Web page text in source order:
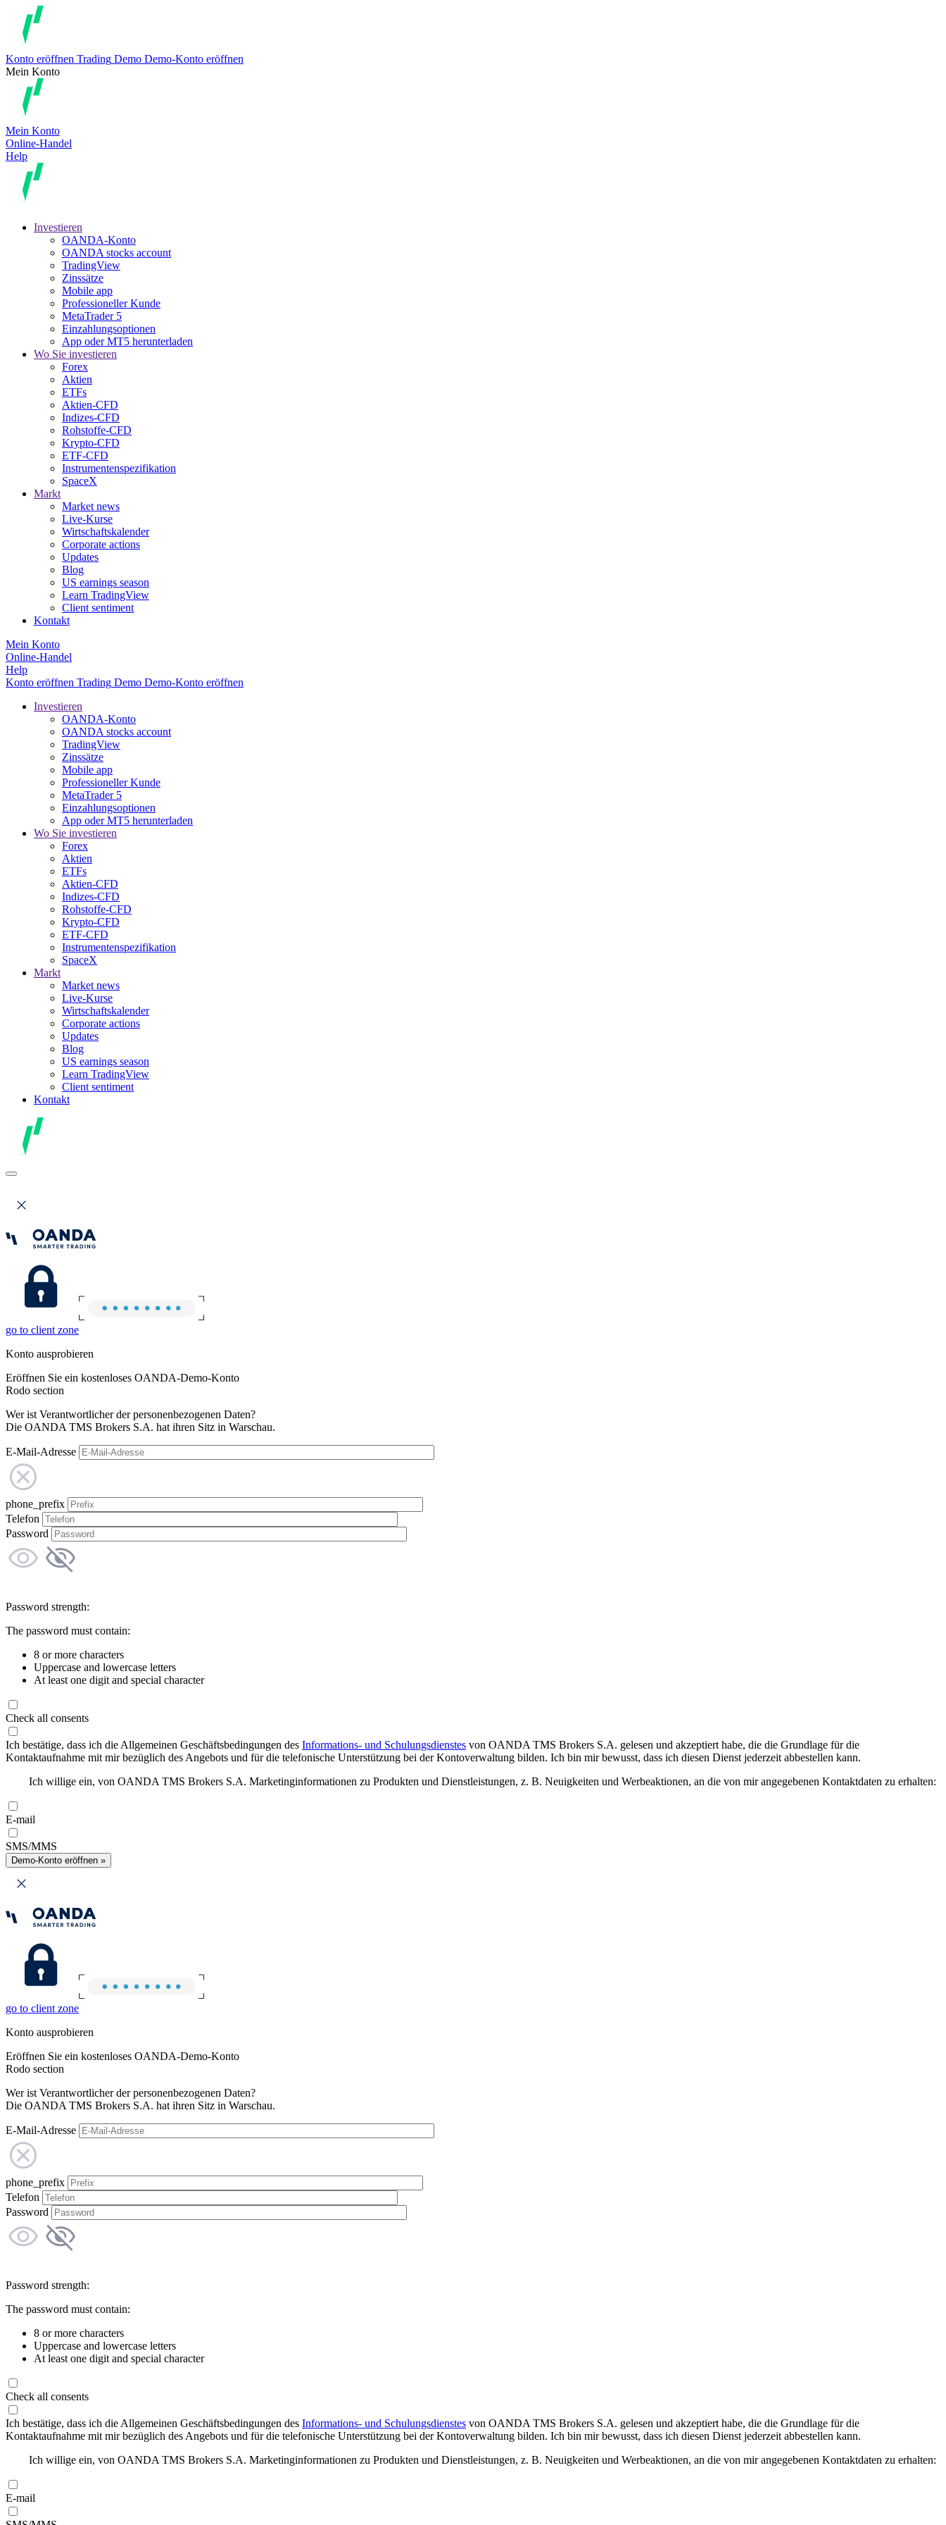
Konto eröffnen Trading Demo Demo-Konto eröffnen
Mein Konto
Mein Konto
Online-Handel
Help
Investieren
OANDA-Konto
OANDA stocks account
TradingView
Zinssätze
Mobile app
Professioneller Kunde
MetaTrader 5
Einzahlungsoptionen
App oder MT5 herunterladen
Wo Sie investieren
Forex
Aktien
ETFs
Aktien-CFD
Indizes-CFD
Rohstoffe-CFD
Krypto-CFD
ETF-CFD
Instrumentenspezifikation
SpaceX
Markt
Market news
Live-Kurse
Wirtschaftskalender
Corporate actions
Updates
Blog
US earnings season
Learn TradingView
Client sentiment
Kontakt
Mein Konto
Online-Handel
Help
Konto eröffnen Trading Demo Demo-Konto eröffnen
Investieren
OANDA-Konto
OANDA stocks account
TradingView
Zinssätze
Mobile app
Professioneller Kunde
MetaTrader 5
Einzahlungsoptionen
App oder MT5 herunterladen
Wo Sie investieren
Forex
Aktien
ETFs
Aktien-CFD
Indizes-CFD
Rohstoffe-CFD
Krypto-CFD
ETF-CFD
Instrumentenspezifikation
SpaceX
Markt
Market news
Live-Kurse
Wirtschaftskalender
Corporate actions
Updates
Blog
US earnings season
Learn TradingView
Client sentiment
Kontakt
go to client zone
Konto ausprobieren
Eröffnen Sie ein kostenloses OANDA-Demo-Konto
Rodo section
Wer ist Verantwortlicher der personenbezogenen Daten?
Die OANDA TMS Brokers S.A. hat ihren Sitz in Warschau.
E-Mail-Adresse
phone_prefix
Telefon
Password
Password strength:
The password must contain:
8 or more characters
Uppercase and lowercase letters
At least one digit and special character
Check all consents
Ich bestätige, dass ich die Allgemeinen Geschäftsbedingungen des Informations- und Schulungsdienstes von OANDA TMS Brokers S.A. gelesen und akzeptiert habe, die die Grundlage für die
Kontaktaufnahme mit mir bezüglich des Angebots und für die telefonische Unterstützung bei der Kontoverwaltung bilden. Ich bin mir bewusst, dass ich diesen Dienst jederzeit abbestellen kann.
Ich willige ein, von OANDA TMS Brokers S.A. Marketinginformationen zu Produkten und Dienstleistungen, z. B. Neuigkeiten und Werbeaktionen, an die von mir angegebenen Kontaktdaten zu erhalten:
E-mail
SMS/MMS
Demo-Konto eröffnen »
go to client zone
Konto ausprobieren
Eröffnen Sie ein kostenloses OANDA-Demo-Konto
Rodo section
Wer ist Verantwortlicher der personenbezogenen Daten?
Die OANDA TMS Brokers S.A. hat ihren Sitz in Warschau.
E-Mail-Adresse
phone_prefix
Telefon
Password
Password strength:
The password must contain:
8 or more characters
Uppercase and lowercase letters
At least one digit and special character
Check all consents
Ich bestätige, dass ich die Allgemeinen Geschäftsbedingungen des Informations- und Schulungsdienstes von OANDA TMS Brokers S.A. gelesen und akzeptiert habe, die die Grundlage für die
Kontaktaufnahme mit mir bezüglich des Angebots und für die telefonische Unterstützung bei der Kontoverwaltung bilden. Ich bin mir bewusst, dass ich diesen Dienst jederzeit abbestellen kann.
Ich willige ein, von OANDA TMS Brokers S.A. Marketinginformationen zu Produkten und Dienstleistungen, z. B. Neuigkeiten und Werbeaktionen, an die von mir angegebenen Kontaktdaten zu erhalten:
E-mail